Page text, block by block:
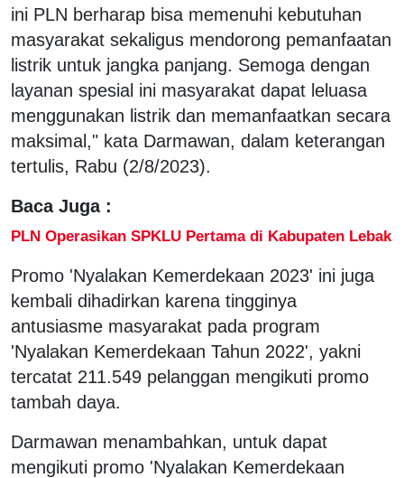
ini PLN berharap bisa memenuhi kebutuhan
masyarakat sekaligus mendorong pemanfaatan
listrik untuk jangka panjang. Semoga dengan
layanan spesial ini masyarakat dapat leluasa
menggunakan listrik dan memanfaatkan secara
maksimal," kata Darmawan, dalam keterangan
tertulis, Rabu (2/8/2023).
Baca Juga :
PLN Operasikan SPKLU Pertama di Kabupaten Lebak
Promo 'Nyalakan Kemerdekaan 2023' ini juga
kembali dihadirkan karena tingginya
antusiasme masyarakat pada program
'Nyalakan Kemerdekaan Tahun 2022', yakni
tercatat 211.549 pelanggan mengikuti promo
tambah daya.
Darmawan menambahkan, untuk dapat
mengikuti promo 'Nyalakan Kemerdekaan